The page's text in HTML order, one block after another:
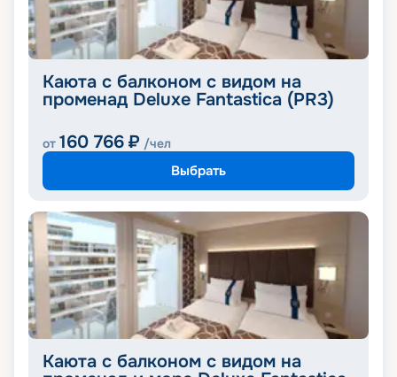
Каюта с балконом с видом на
променад Deluxe Fantastica (PR3)
от 160 766 ₽ /чел
Выбрать
Каюта с балконом с видом на